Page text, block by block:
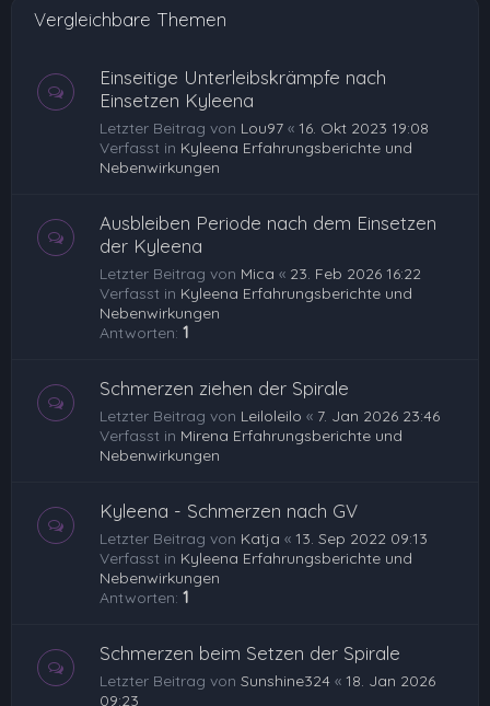
Vergleichbare Themen
Einseitige Unterleibskrämpfe nach
Einsetzen Kyleena
Letzter Beitrag von Lou97 « 16. Okt 2023 19:08
Verfasst in Kyleena Erfahrungsberichte und
Nebenwirkungen
Ausbleiben Periode nach dem Einsetzen
der Kyleena
Letzter Beitrag von Mica « 23. Feb 2026 16:22
Verfasst in Kyleena Erfahrungsberichte und
Nebenwirkungen
Antworten: 1
Schmerzen ziehen der Spirale
Letzter Beitrag von Leiloleilo « 7. Jan 2026 23:46
Verfasst in Mirena Erfahrungsberichte und
Nebenwirkungen
Kyleena - Schmerzen nach GV
Letzter Beitrag von Katja « 13. Sep 2022 09:13
Verfasst in Kyleena Erfahrungsberichte und
Nebenwirkungen
Antworten: 1
Schmerzen beim Setzen der Spirale
Letzter Beitrag von Sunshine324 « 18. Jan 2026
09:23